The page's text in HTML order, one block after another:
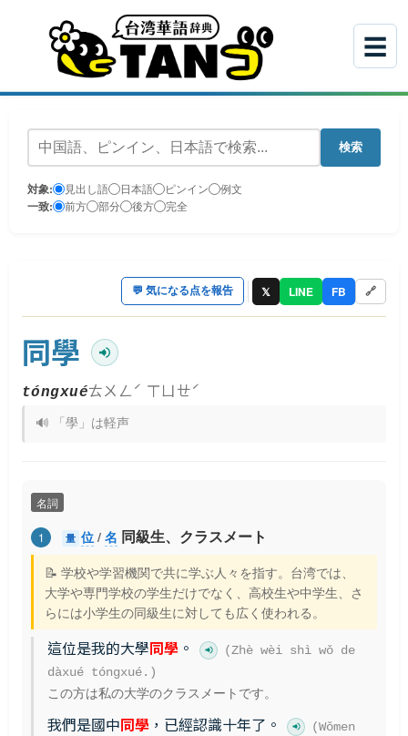
☰
検索
対象: 見出し語 日本語 ピンイン 例文
一致: 前方 部分 後方 完全
💬 気になる点を報告 𝕏 LINE FB 🔗
同學
tóngxuéㄊㄨㄥˊ ㄒㄩㄝˊ
🔊 「學」は軽声
名詞
1 量 位 / 名 同級生、クラスメート
📝 学校や学習機関で共に学ぶ人々を指す。台湾では、
大学や専門学校の学生だけでなく、高校生や中学生、さ
らには小学生の同級生に対しても広く使われる。
這位是我的大學同學 。
(Zhè wèi shì wǒ de
dàxué tóngxué.)
この方は私の大学のクラスメートです。
我們是國中同學 ，已經認識十年了。
(Wǒmen